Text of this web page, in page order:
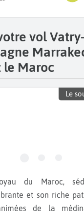
vol
le Maroc
Le
et son riche
de la